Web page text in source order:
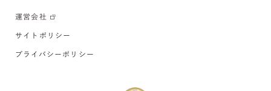
運営会社
サイトポリシー
プライバシーポリシー